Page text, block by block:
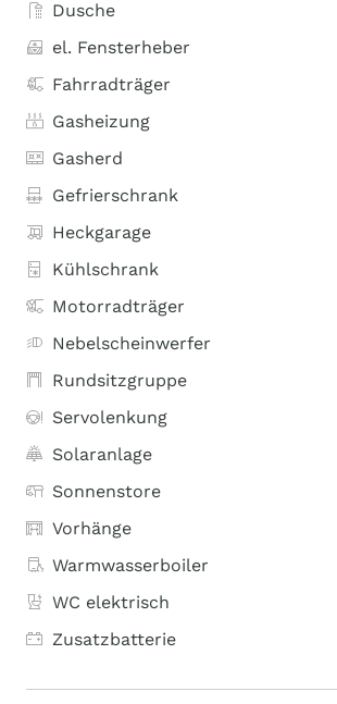
Dusche
el. Fensterheber
Fahrradträger
Gasheizung
Gasherd
Gefrierschrank
Heckgarage
Kühlschrank
Motorradträger
Nebelscheinwerfer
Rundsitzgruppe
Servolenkung
Solaranlage
Sonnenstore
Vorhänge
Warmwasserboiler
WC elektrisch
Zusatzbatterie